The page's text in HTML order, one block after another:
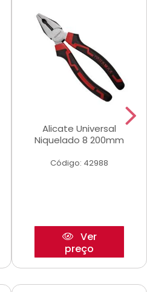
Alicate Universal
Niquelado 8 200mm
Código: 42988
Ver
preço